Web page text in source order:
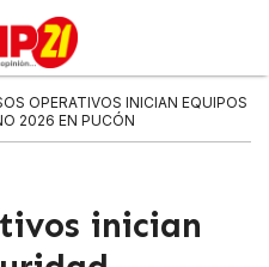
OPERATIVOS INICIAN EQUIPOS
2026 EN PUCÓN
inician